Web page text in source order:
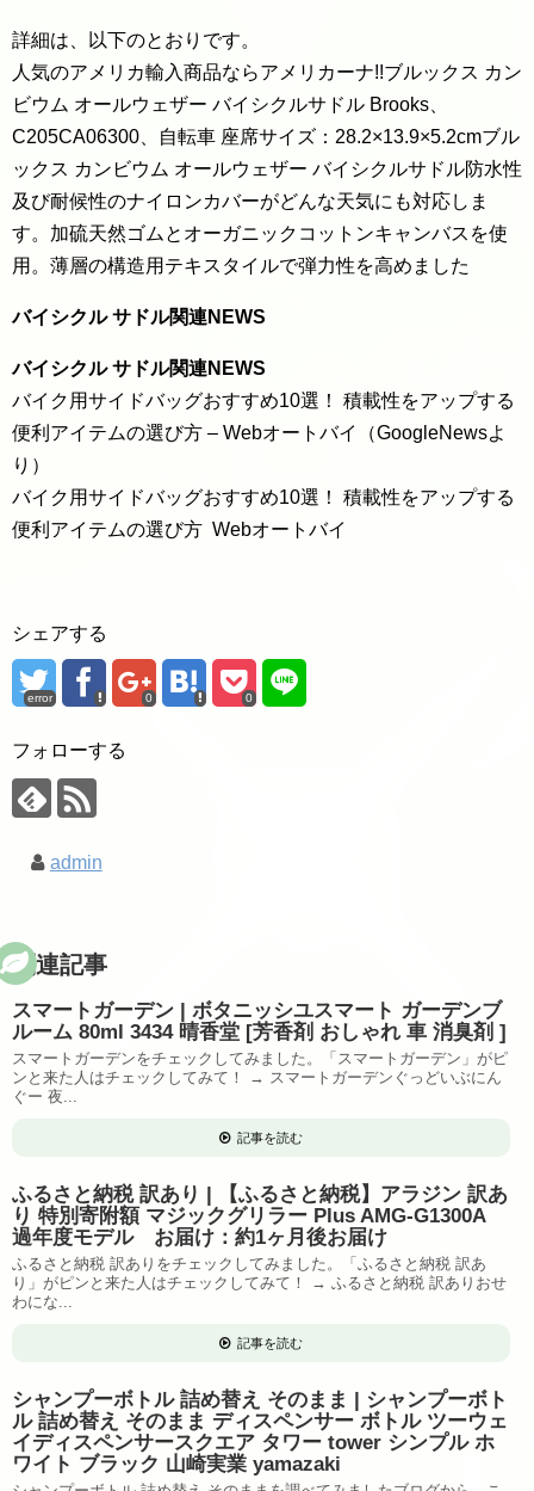
詳細は、以下のとおりです。
人気のアメリカ輸入商品ならアメリカーナ!!ブルックス カン
ビウム オールウェザー バイシクルサドル Brooks、
C205CA06300、自転車 座席サイズ：28.2×13.9×5.2cmブル
ックス カンビウム オールウェザー バイシクルサドル防水性
及び耐候性のナイロンカバーがどんな天気にも対応しま
す。加硫天然ゴムとオーガニックコットンキャンバスを使
用。薄層の構造用テキスタイルで弾力性を高めました
バイシクル サドル関連NEWS
バイシクル サドル関連NEWS
バイク用サイドバッグおすすめ10選！ 積載性をアップする
便利アイテムの選び方 – Webオートバイ（GoogleNewsよ
り）
バイク用サイドバッグおすすめ10選！ 積載性をアップする
便利アイテムの選び方 Webオートバイ
シェアする
error 0 0
フォローする
admin
関連記事
スマートガーデン | ボタニッシユスマート ガーデンブ
ルーム 80ml 3434 晴香堂 [芳香剤 おしゃれ 車 消臭剤 ]
スマートガーデンをチェックしてみました。「スマートガーデン」がピ
ンと来た人はチェックしてみて！ → スマートガーデンぐっどいぶにん
ぐー 夜...
記事を読む
ふるさと納税 訳あり | 【ふるさと納税】アラジン 訳あ
り 特別寄附額 マジックグリラー Plus AMG-G1300A
過年度モデル お届け：約1ヶ月後お届け
ふるさと納税 訳ありをチェックしてみました。「ふるさと納税 訳あ
り」がピンと来た人はチェックしてみて！ → ふるさと納税 訳ありおせ
わにな...
記事を読む
シャンプーボトル 詰め替え そのまま | シャンプーボト
ル 詰め替え そのまま ディスペンサー ボトル ツーウェ
イディスペンサースクエア タワー tower シンプル ホ
ワイト ブラック 山崎実業 yamazaki